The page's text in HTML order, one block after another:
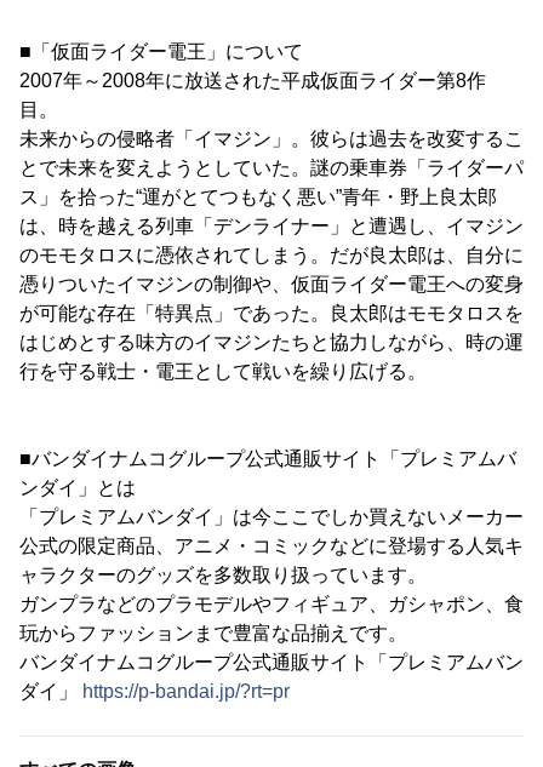
■「仮面ライダー電王」について
2007年～2008年に放送された平成仮面ライダー第8作
目。
未来からの侵略者「イマジン」。彼らは過去を改変するこ
とで未来を変えようとしていた。謎の乗車券「ライダーパ
ス」を拾った“運がとてつもなく悪い”青年・野上良太郎
は、時を越える列車「デンライナー」と遭遇し、イマジン
のモモタロスに憑依されてしまう。だが良太郎は、自分に
憑りついたイマジンの制御や、仮面ライダー電王への変身
が可能な存在「特異点」であった。良太郎はモモタロスを
はじめとする味方のイマジンたちと協力しながら、時の運
行を守る戦士・電王として戦いを繰り広げる。
■バンダイナムコグループ公式通販サイト「プレミアムバ
ンダイ」とは
「プレミアムバンダイ」は今ここでしか買えないメーカー
公式の限定商品、アニメ・コミックなどに登場する人気キ
ャラクターのグッズを多数取り扱っています。
ガンプラなどのプラモデルやフィギュア、ガシャポン、食
玩からファッションまで豊富な品揃えです。
バンダイナムコグループ公式通販サイト「プレミアムバン
ダイ」
https://p-bandai.jp/?rt=pr